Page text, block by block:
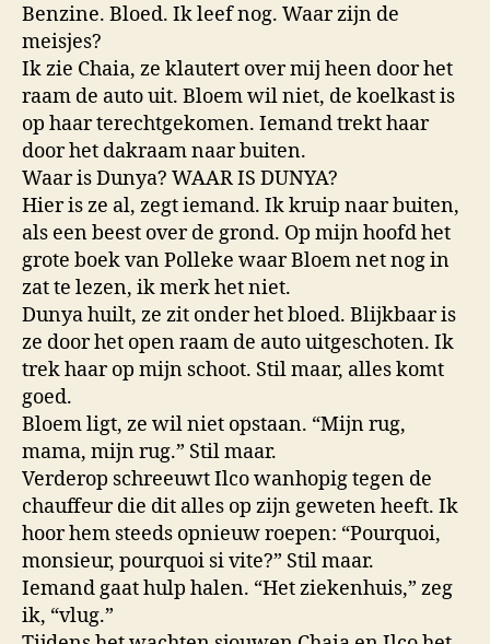
Benzine. Bloed. Ik leef nog. Waar zijn de
meisjes?
Ik zie Chaia, ze klautert over mij heen door het
raam de auto uit. Bloem wil niet, de koelkast is
op haar terechtgekomen. Iemand trekt haar
door het dakraam naar buiten.
Waar is Dunya? WAAR IS DUNYA?
Hier is ze al, zegt iemand. Ik kruip naar buiten,
als een beest over de grond. Op mijn hoofd het
grote boek van Polleke waar Bloem net nog in
zat te lezen, ik merk het niet.
Dunya huilt, ze zit onder het bloed. Blijkbaar is
ze door het open raam de auto uitgeschoten. Ik
trek haar op mijn schoot. Stil maar, alles komt
goed.
Bloem ligt, ze wil niet opstaan. “Mijn rug,
mama, mijn rug.” Stil maar.
Verderop schreeuwt Ilco wanhopig tegen de
chauffeur die dit alles op zijn geweten heeft. Ik
hoor hem steeds opnieuw roepen: “Pourquoi,
monsieur, pourquoi si vite?” Stil maar.
Iemand gaat hulp halen. “Het ziekenhuis,” zeg
ik, “vlug.”